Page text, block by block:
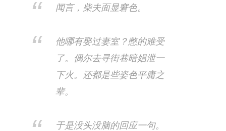
闻言，柴夫面显窘色。​
他哪有娶过妻室？憋的难受
了。偶尔去寻街巷暗娼泄一
下火。还都是些姿色平庸之
辈。
于是没头没脑的回应一句。